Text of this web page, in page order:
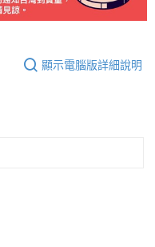
顯示電腦版詳細說明